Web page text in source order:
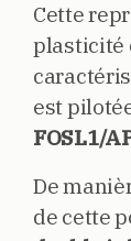
Cette
plasticité
est
FOSL1/
De
de cette